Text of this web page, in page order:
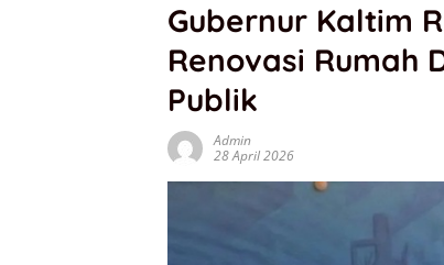
Gubernur Kaltim
Renovasi Rumah
Publik
Admin
28 April 2026